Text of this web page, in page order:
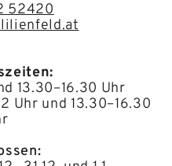
52420
13.30–16.30 Uhr
Uhr und 13.30–16.30